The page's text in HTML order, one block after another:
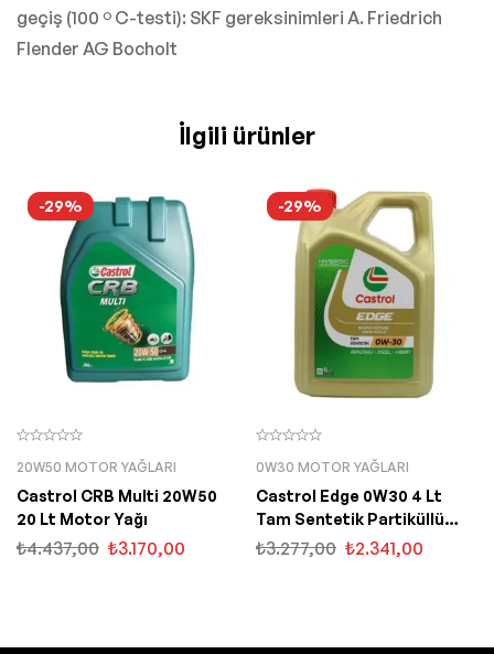
geçiş (100 º C-testi): SKF gereksinimleri A. Friedrich
Flender AG Bocholt
İlgili ürünler
-29%
20W50 MOTOR YAĞLARI
Castrol CRB Multi 20W50
20 Lt Motor Yağı
₺4.437,00 ₺3.170,00
-29%
0W30 MOTOR YAĞLARI
Castrol Edge 0W30 4 Lt
Tam Sentetik Partiküllü
Motor Yağı
₺3.277,00 ₺2.341,00